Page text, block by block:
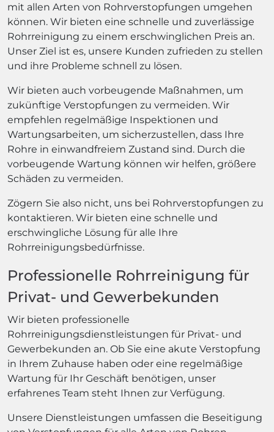
mit allen Arten von Rohrverstopfungen umgehen
können. Wir bieten eine schnelle und zuverlässige
Rohrreinigung zu einem erschwinglichen Preis an.
Unser Ziel ist es, unsere Kunden zufrieden zu stellen
und ihre Probleme schnell zu lösen.
Wir bieten auch vorbeugende Maßnahmen, um
zukünftige Verstopfungen zu vermeiden. Wir
empfehlen regelmäßige Inspektionen und
Wartungsarbeiten, um sicherzustellen, dass Ihre
Rohre in einwandfreiem Zustand sind. Durch die
vorbeugende Wartung können wir helfen, größere
Schäden zu vermeiden.
Zögern Sie also nicht, uns bei Rohrverstopfungen zu
kontaktieren. Wir bieten eine schnelle und
erschwingliche Lösung für alle Ihre
Rohrreinigungsbedürfnisse.
Professionelle Rohrreinigung für
Privat- und Gewerbekunden
Wir bieten professionelle
Rohrreinigungsdienstleistungen für Privat- und
Gewerbekunden an. Ob Sie eine akute Verstopfung
in Ihrem Zuhause haben oder eine regelmäßige
Wartung für Ihr Geschäft benötigen, unser
erfahrenes Team steht Ihnen zur Verfügung.
Unsere Dienstleistungen umfassen die Beseitigung